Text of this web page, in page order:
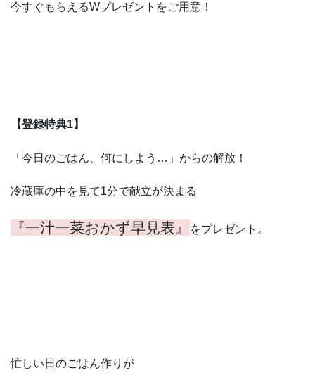
今すぐもらえるWプレゼントをご用意！
【登録特典1】
「今日のごはん、何にしよう…」からの解放！
冷蔵庫の中を見て1分で献立が決まる
『一汁一菜おかず早見表』 をプレゼント。
忙しい日のごはん作りが